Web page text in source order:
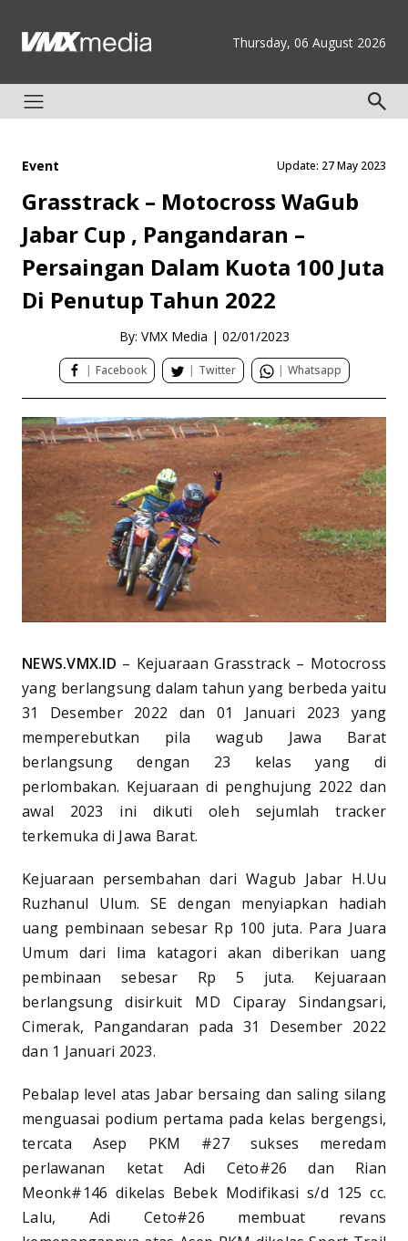
Thursday, 06 August 2026
Event Update: 27 May 2023
Grasstrack – Motocross WaGub
Jabar Cup , Pangandaran –
Persaingan Dalam Kuota 100 Juta
Di Penutup Tahun 2022
By: VMX Media | 02/01/2023
| Facebook | Twitter | Whatsapp
NEWS.VMX.ID – Kejuaraan Grasstrack – Motocross
yang berlangsung dalam tahun yang berbeda yaitu
31 Desember 2022 dan 01 Januari 2023 yang
memperebutkan pila wagub Jawa Barat
berlangsung dengan 23 kelas yang di
perlombakan. Kejuaraan di penghujung 2022 dan
awal 2023 ini dikuti oleh sejumlah tracker
terkemuka di Jawa Barat.
Kejuaraan persembahan dari Wagub Jabar H.Uu
Ruzhanul Ulum. SE dengan menyiapkan hadiah
uang pembinaan sebesar Rp 100 juta. Para Juara
Umum dari lima katagori akan diberikan uang
pembinaan sebesar Rp 5 juta. Kejuaraan
berlangsung disirkuit MD Ciparay Sindangsari,
Cimerak, Pangandaran pada 31 Desember 2022
dan 1 Januari 2023.
Pebalap level atas Jabar bersaing dan saling silang
menguasai podium pertama pada kelas bergengsi,
tercata Asep PKM #27 sukses meredam
perlawanan ketat Adi Ceto#26 dan Rian
Meonk#146 dikelas Bebek Modifikasi s/d 125 cc.
Lalu, Adi Ceto#26 membuat revans